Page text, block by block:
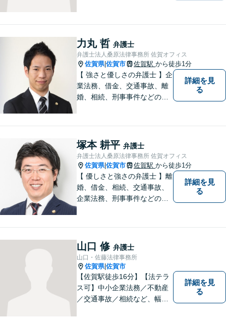
力丸 哲 弁護士
弁護士法人桑原法律事務所 佐賀オフィス
佐賀県|佐賀市 佐賀駅 から徒歩1分
【 強さと優しさの弁護士 】企
業法務、借金、交通事故、離
婚、相続、刑事事件などのご
なリーガルサービスを提供い
たします。
詳細を見
る
塚本 耕平 弁護士
弁護士法人桑原法律事務所 佐賀オフィス
佐賀県|佐賀市 佐賀駅 から徒歩1分
【 優しさと強さの弁護士 】離
婚、借金、相続、交通事故、
企業法務、刑事事件などのご
なリーガルサービスを提供い
たします。
詳細を見
る
山口 修 弁護士
山口・佐藤法律事務所
佐賀県|佐賀市
【佐賀駅徒歩16分】【法テラ
ス可】中小企業法務／不動産
／交通事故／相続など、幅広
詳細を見
る